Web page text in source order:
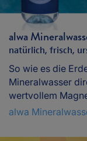
alwa
natürlich, frisch,
So wie es die
Mineralwasser
wertvollem
alwa